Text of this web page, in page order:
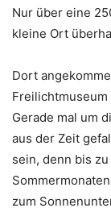
Nur über eine
kleine Ort
Dort
Gerade mal um
aus der Zeit
sein, denn bis
zum